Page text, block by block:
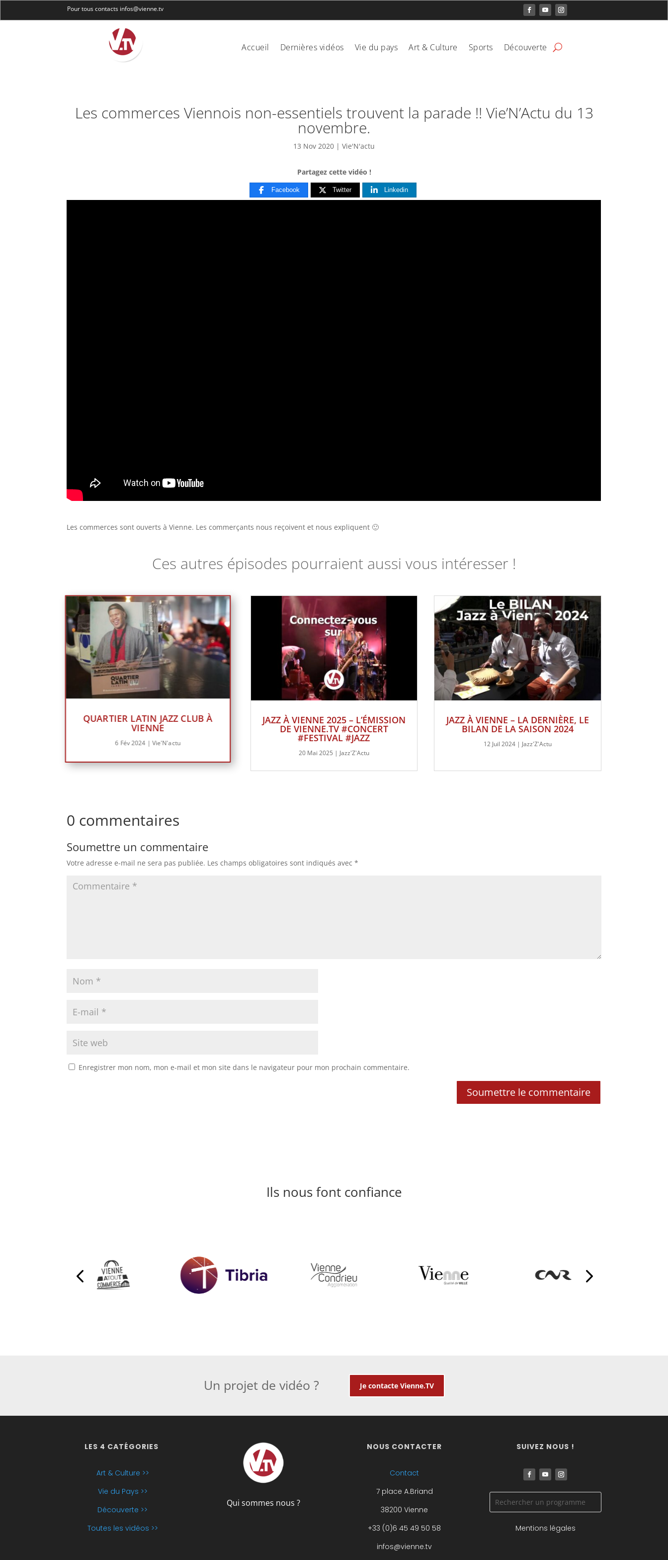
Pour tous contacts infos@vienne.tv
Accueil Dernières vidéos Vie du pays Art & Culture Sports Découverte
Les commerces Viennois non-essentiels trouvent la parade !! Vie’N’Actu du 13
novembre.
13 Nov 2020 | Vie'N'actu
Partagez cette vidéo !
Facebook Twitter Linkedin
Les commerces sont ouverts à Vienne. Les commerçants nous reçoivent et nous expliquent 🙂
Ces autres épisodes pourraient aussi vous intéresser !
QUARTIER LATIN JAZZ CLUB À
VIENNE
6 Fév 2024 |Vie'N'actu
JAZZ À VIENNE 2025 – L’ÉMISSION
DE VIENNE.TV #CONCERT
#FESTIVAL #JAZZ
20 Mai 2025 | Jazz'Z'Actu
JAZZ À VIENNE – LA DERNIÈRE, LE
BILAN DE LA SAISON 2024
12 Juil 2024| Jazz'Z'Actu
0 commentaires
Soumettre un commentaire
Votre adresse e-mail ne sera pas publiée. Les champs obligatoires sont indiqués avec*
Enregistrer mon nom, mon e-mail et mon site dans le navigateur pour mon prochain commentaire.
Soumettre le commentaire
Ils nous font confiance
Un projet de vidéo ? Je contacte Vienne.TV
LES 4 CATÉGORIES
Art & Culture >>
Vie du Pays >>
Découverte >>
Toutes les vidéos >>
Qui sommes nous ?
NOUS CONTACTER
Contact
7 place A.Briand
38200 Vienne
+33 (0)6 45 49 50 58
infos@vienne.tv
SUIVEZ NOUS !
Mentions légales